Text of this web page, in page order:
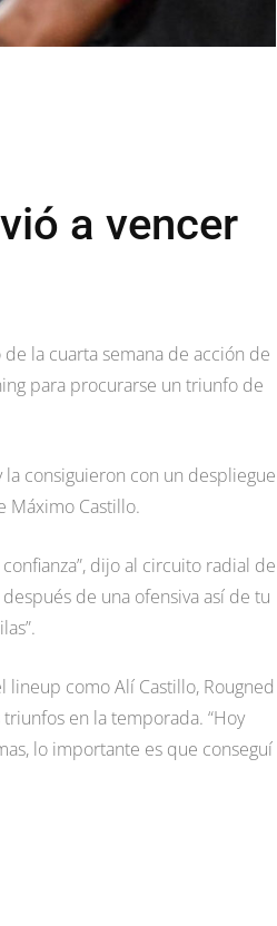
a vencer
la cuarta semana de acción de
para procurarse un triunfo de
la consiguieron con un despliegue
Máximo Castillo.
dijo al circuito radial de
de una ofensiva así de tu
como Alí Castillo, Rougned
en la temporada. “Hoy
lo importante es que conseguí